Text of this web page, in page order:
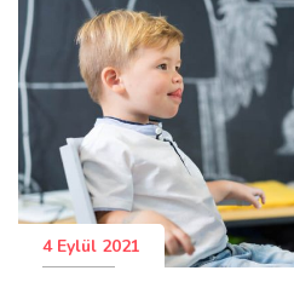
4 Eylül 2021